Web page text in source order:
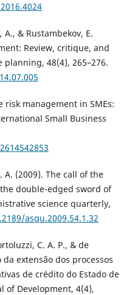
& Rustambekov, E.
Review, critique, and
48(4), 265–276.
risk management in SMEs:
Small Business
A. (2009). The call of the
double-edged sword of
science quarterly,
asqu.2009.54.1.32
C. A. P., & de
da extensão dos processos
de crédito do Estado de
of Development, 4(4),